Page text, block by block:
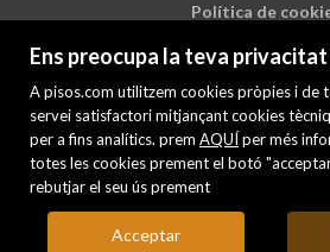
Ens preocupa la teva privacitat
A pisos.com utilitzem cookies pròpies i de
servei satisfactori mitjançant cookies
per a fins analítics. prem AQUÍ per més
totes les cookies prement el botó
rebutjar el seu ús prement
Acceptar
Política de